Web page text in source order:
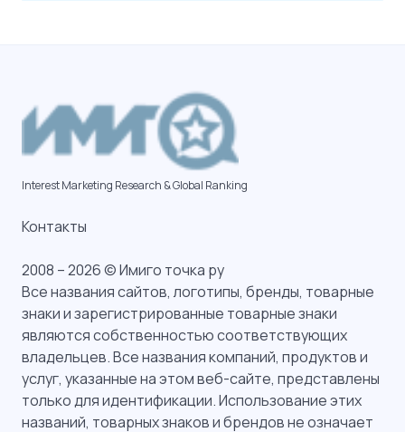
Interest Marketing Research & Global Ranking
Контакты
2008 – 2026 © Имиго точка ру
Все названия сайтов, логотипы, бренды, товарные
знаки и зарегистрированные товарные знаки
являются собственностью соответствующих
владельцев. Все названия компаний, продуктов и
услуг, указанные на этом веб-сайте, представлены
только для идентификации. Использование этих
названий, товарных знаков и брендов не означает